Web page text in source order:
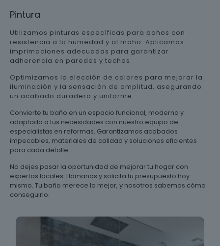
Pintura
Utilizamos pinturas específicas para baños con
resistencia a la humedad y al moho. Aplicamos
imprimaciones adecuadas para garantizar
adherencia en paredes y techos.
Optimizamos la elección de colores para mejorar la
iluminación y la sensación de amplitud, asegurando
un acabado duradero y uniforme.
Convierte tu baño en un espacio funcional, moderno y
adaptado a tus necesidades con nuestro equipo de
especialistas en reformas. Garantizamos acabados
impecables, materiales de calidad y soluciones eficientes
para cada detalle.
No dejes pasar la oportunidad de mejorar tu hogar con
expertos locales. Llámanos y solicita tu presupuesto hoy
mismo. Tu baño merece lo mejor, y nosotros sabemos cómo
conseguirlo.